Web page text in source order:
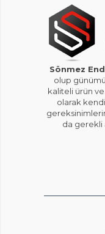
Sönmez
olup
kaliteli ürün
olarak
da gerekli